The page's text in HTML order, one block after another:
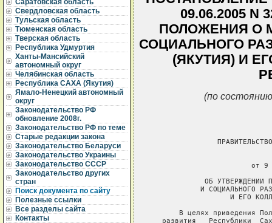
Саратовская область
Свердловская область
Тульская область
Тюменская область
Тверская область
Республика Удмуртия
Ханты-Мансийский
автономный округ
Челябинская область
Республика САХА (Якутия)
Ямало-Ненецкий автономный
округ
Законодательство РФ
обновление 2008г.
Законодательство РФ по теме
Старые редакции закона
Законодательство Беларуси
Законодательство Украины
Законодательство СССР
Законодательство других
стран
Поиск документа по сайту
Полезные ссылки
Все разделы сайта
Контакты
09.06.2005
ПОЛОЖЕНИЯ О
СОЦИАЛЬНОГО
(ЯКУТИЯ) И
(по